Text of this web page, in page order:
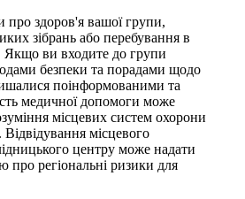
здоров'я вашої групи,
зібрань або перебування в
Якщо ви входите до групи
безпеки та порадами щодо
поінформованими та
медичної допомоги може
місцевих систем охорони
місцевого
центру може надати
про регіональні ризики для